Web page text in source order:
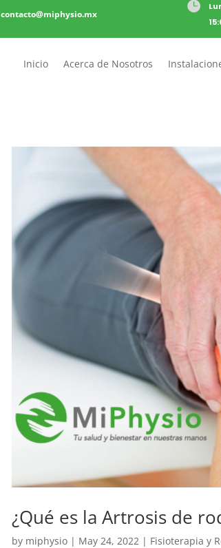
contacto@miphysio.mx

Inicio Acerca de Nosotros
¿Qué es la Artrosis de
by miphysio| May 24, 2022 | Fisioterapia y